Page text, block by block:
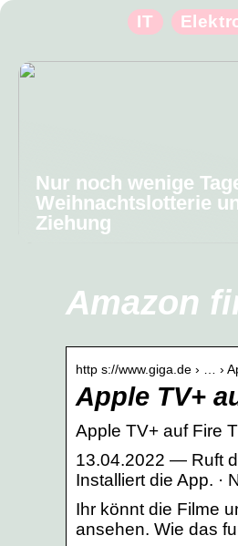
IT
Nur noch wenige
Weihnachtslotterie
Ziehung
Amazon
http s://www.giga.de › … ›
Apple TV+
Apple TV+ auf Fire
13.04.2022 — Ruft
Installiert die App. ·
Ihr könnt die Filme
ansehen. Wie das